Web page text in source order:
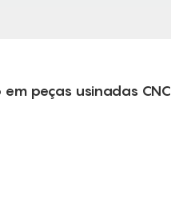
peças usinadas CNC